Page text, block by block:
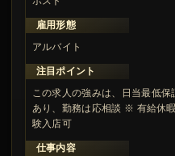
雇用形態
アルバイト
注目ポイント
この求人の強みは、日当最低
あり、勤務は応相談 ※ 有給休
験入店可
仕事内容